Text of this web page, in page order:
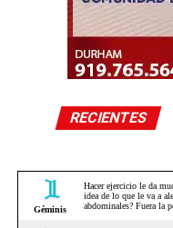
RECIENTES